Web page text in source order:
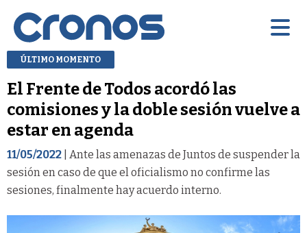
ÚLTIMO MOMENTO
El Frente de Todos acordó las
comisiones y la doble sesión vuelve a
estar en agenda
11/05/2022 | Ante las amenazas de Juntos de suspender la
sesión en caso de que el oficialismo no confirme las
sesiones, finalmente hay acuerdo interno.